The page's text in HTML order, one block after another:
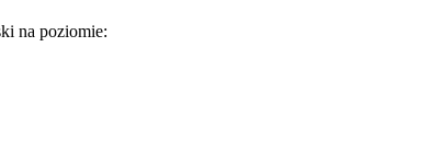
na poziomie: